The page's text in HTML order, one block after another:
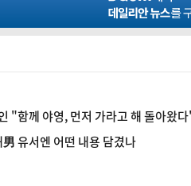
"함께 야영, 먼저 가라고 해 돌아왔
유서엔 어떤 내용 담겼나